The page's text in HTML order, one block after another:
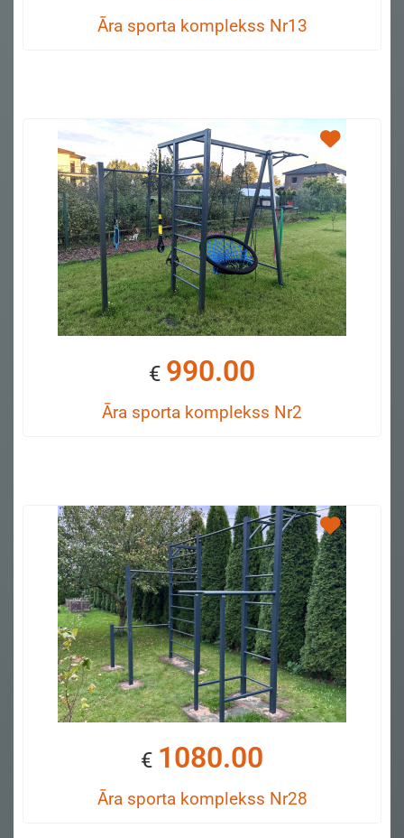
Āra sporta komplekss Nr13
€ 990.00
Āra sporta komplekss Nr2
€ 1080.00
Āra sporta komplekss Nr28